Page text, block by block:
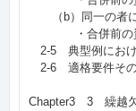
（b）同一の者に
・合併前の資本
2-5 典型例におけ
2-6 適格要件そ
Chapter3 3 繰越欠